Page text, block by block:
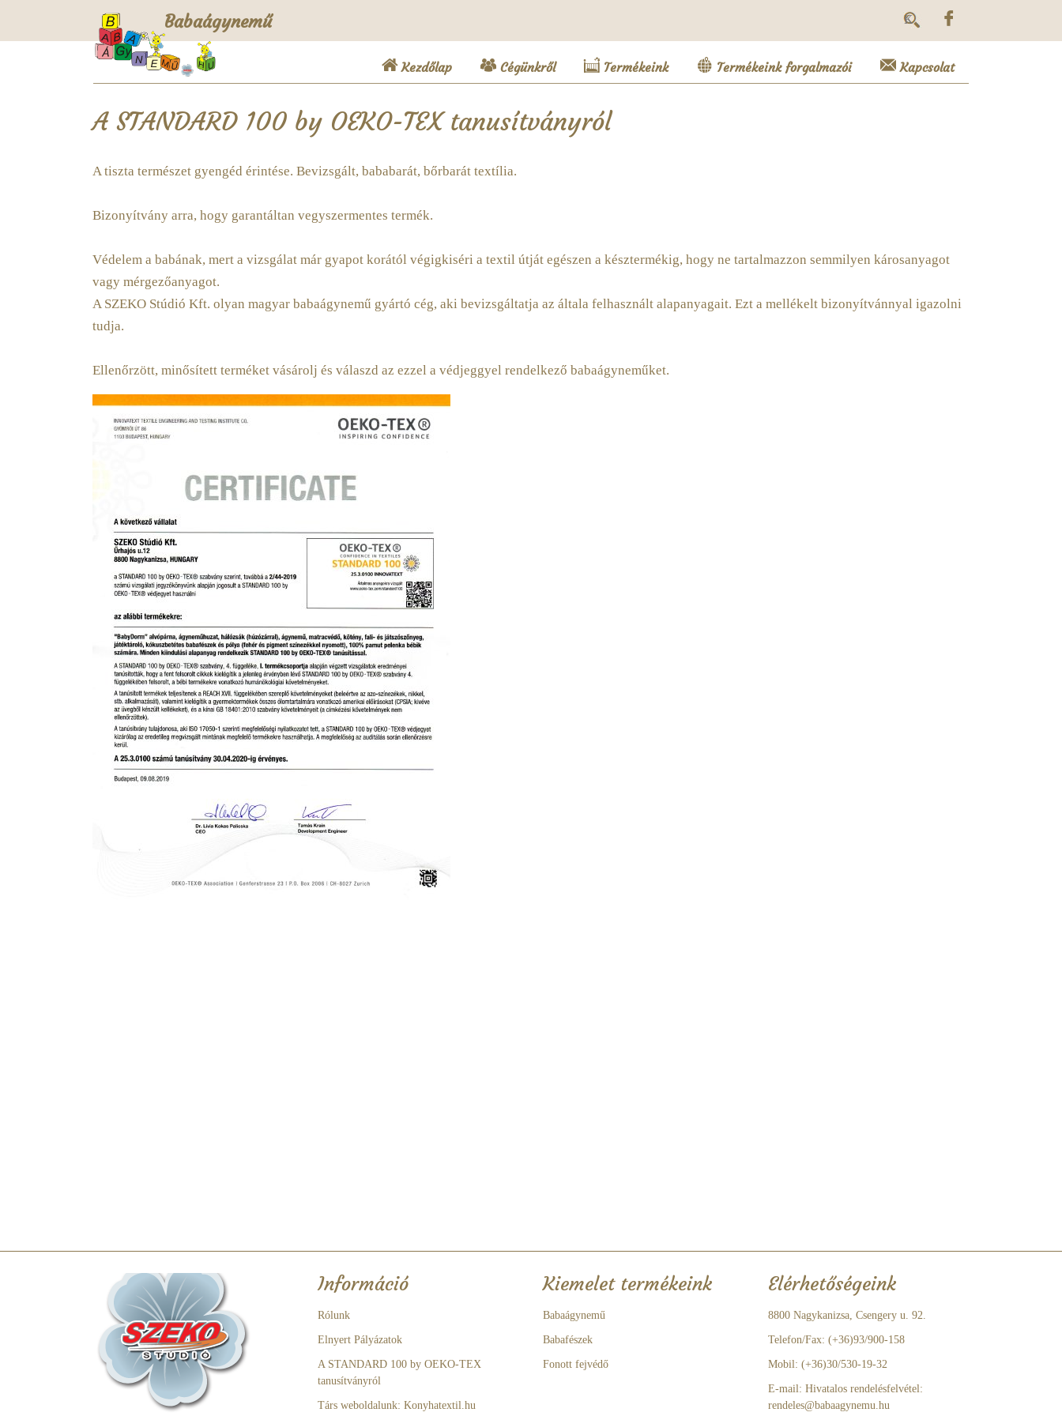
Babaágynemű
Kezdőlap (current)Cégünkről Termékeink Termékeink forgalmazói Kapcsolat
A STANDARD 100 by OEKO-TEX tanusítványról
A tiszta természet gyengéd érintése. Bevizsgált, bababarát, bőrbarát textília.
Bizonyítvány arra, hogy garantáltan vegyszermentes termék.
Védelem a babának, mert a vizsgálat már gyapot korától végigkiséri a textil útját egészen a késztermékig, hogy ne tartalmazzon semmilyen károsanyagot
vagy mérgezőanyagot.
A SZEKO Stúdió Kft. olyan magyar babaágynemű gyártó cég, aki bevizsgáltatja az általa felhasznált alapanyagait. Ezt a mellékelt bizonyítvánnyal igazolni
tudja.
Ellenőrzött, minősített terméket vásárolj és válaszd az ezzel a védjeggyel rendelkező babaágyneműket.
Információ
Rólunk
Elnyert Pályázatok
A STANDARD 100 by OEKO-TEX
tanusítványról
Társ weboldalunk: Konyhatextil.hu
Kiemelet termékeink
Babaágynemű
Babafészek
Fonott fejvédő
Elérhetőségeink
8800 Nagykanizsa, Csengery u. 92.
Telefon/Fax: (+36)93/900-158
Mobil: (+36)30/530-19-32
E-mail: Hivatalos rendelésfelvétel:
rendeles@babaagynemu.hu